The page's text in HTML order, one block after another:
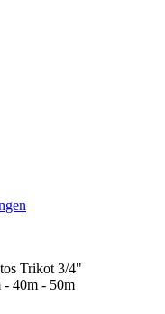
Trikot 3/4"
- 40m - 50m